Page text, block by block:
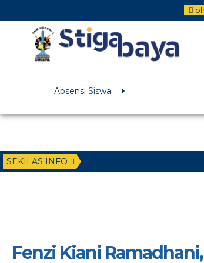
: Function WP_Dependencies-
/home/u6225882/public_html/wp-includes/
Absensi Siswa
SEKILAS INFO
Fenzi Kiani